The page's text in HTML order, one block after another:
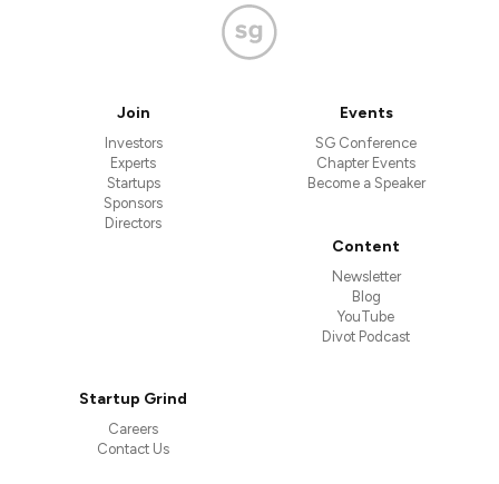
Join
Investors
Experts
Startups
Sponsors
Directors
Events
SG Conference
Chapter Events
Become a Speaker
Content
Newsletter
Blog
YouTube
Divot Podcast
Startup Grind
Careers
Contact Us